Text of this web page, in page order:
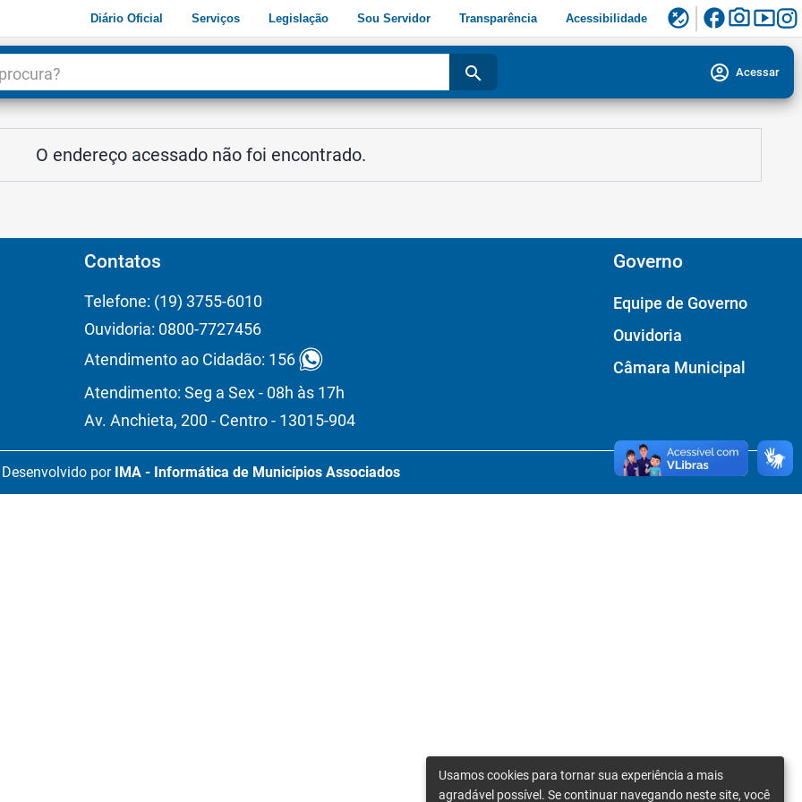
Diário Oficial Serviços Legislação Sou Servidor Transparência Acessibilidade flaky facebookphoto_camerasmart_display
search account_circle Acessar
O endereço acessado não foi encontrado.
Contatos
Telefone: (19) 3755-6010
Ouvidoria: 0800-7727456
Atendimento ao Cidadão: 156
Atendimento: Seg a Sex - 08h às 17h
Av. Anchieta, 200 - Centro - 13015-904
Governo
Equipe de Governo
Ouvidoria
Câmara Municipal
Desenvolvido por IMA - Informática de Municípios Associados
Usamos cookies para tornar sua experiência a mais
agradável possível. Se continuar navegando neste site, você